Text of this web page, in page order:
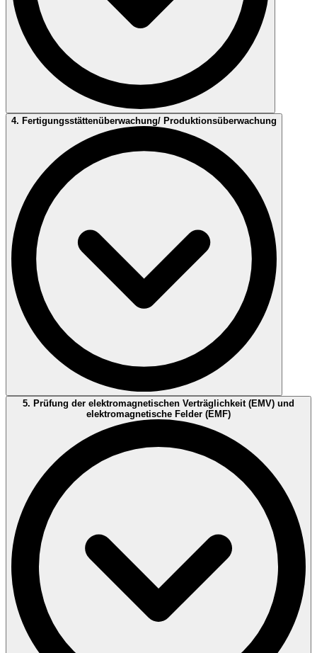
Mehr erfahren
EN 50171 (Performanceanforderungen für
Notstromversorgungssystemen für Notbeleuchtung (CPS)
EN 61439-1 & EN 62485-2 (Sicherheitsanforderungen für
Notstromversorgungssystemen für Notbeleuchtung (CPS))
UL 924 (Sicherheitsanforderungen für
Notstromversorgungssystemen für Notbeleuchtung (CPS))
Mehr erfahren
4. Fertigungsstättenüberwachung/ Produktionsüberwachung
OD CIG 0421 (Definition Anforderungen Werksinspektion)
OD CIG 0423 (Bericht Werksinspektion)
Mehr erfahren
5. Prüfung der elektromagnetischen Verträglichkeit (EMV) und
elektromagnetische Felder (EMF)